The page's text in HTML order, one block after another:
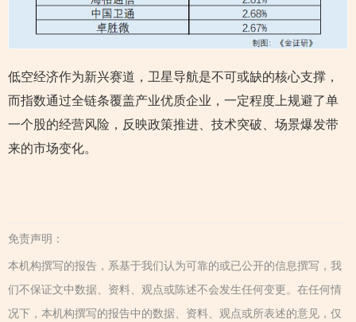
低空经济作为新兴赛道，卫星导航是不可或缺的核心支撑，
而指数通过全链条覆盖产业优质企业，一定程度上规避了单
一个股的经营风险，反映政策推进、技术突破、场景爆发带
来的市场变化。
免责声明：
本机构撰写的报告，系基于我们认为可靠的或已公开的信息撰写，我
们不保证文中数据、资料、观点或陈述不会发生任何变更。在任何情
况下，本机构撰写的报告中的数据、资料、观点或所表述的意见，仅